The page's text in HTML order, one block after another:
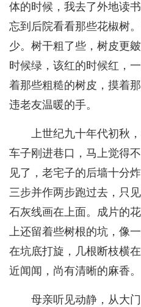
体的时候，我去了外地读
忘到后院看看那些花椒树
少。树干粗了些，树皮更
时候绿，该红的时候红，
着那些粗糙的树皮，摸着
违老友温暖的手。
上世纪九十年代初秋
车子刚进巷口，马上觉得
见了，老宅子的后墙十分
三步并作两步跑过去，只
石灰线画在上面。成片的
上还留着些树根的坑，像
在坑底打旋，几根断枝横
近闻闻，尚有清晰的麻香。
母亲听见动静，从大